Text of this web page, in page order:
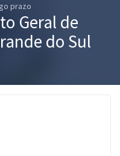
prazo
Geral de
do Sul